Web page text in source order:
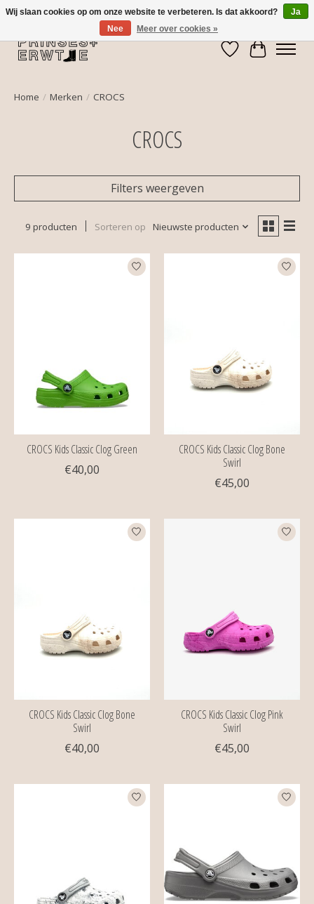
Verlanglijst
Home / Merken / CROCS
CROCS
Filters weergeven
9 producten Sorteren op Nieuwste producten
CROCS Kids Classic Clog Green
€40,00
CROCS Kids Classic Clog Bone
Swirl
€45,00
CROCS Kids Classic Clog Bone
Swirl
€40,00
CROCS Kids Classic Clog Pink
Swirl
€45,00
Wij slaan cookies op om onze website te verbeteren. Is dat akkoord?
Ja
Nee
Meer over cookies »